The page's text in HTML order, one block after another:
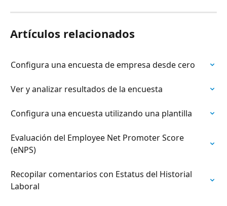
Artículos relacionados
Configura una encuesta de empresa desde cero
Ver y analizar resultados de la encuesta
Configura una encuesta utilizando una plantilla
Evaluación del Employee Net Promoter Score
(eNPS)
Recopilar comentarios con Estatus del Historial
Laboral